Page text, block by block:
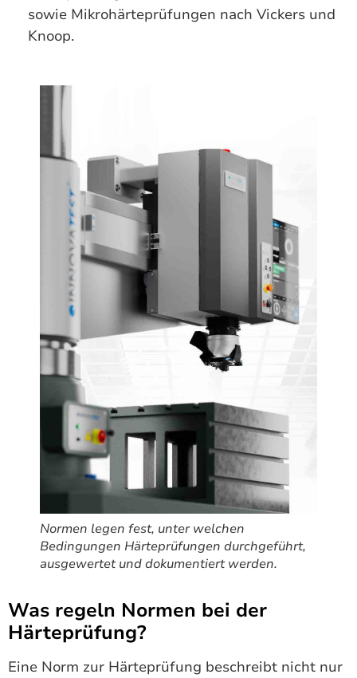
sowie Mikrohärteprüfungen nach Vickers und
Knoop.
Normen legen fest, unter welchen
Bedingungen Härteprüfungen durchgeführt,
ausgewertet und dokumentiert werden.
Was regeln Normen bei der
Härteprüfung?
Eine Norm zur Härteprüfung beschreibt nicht nur